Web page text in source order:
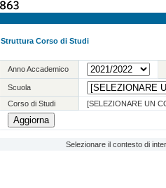
Struttura Corso di Studi
Anno Accademico
Scuola
Corso di Studi
[SELEZIONARE UN
Selezionare il contesto di